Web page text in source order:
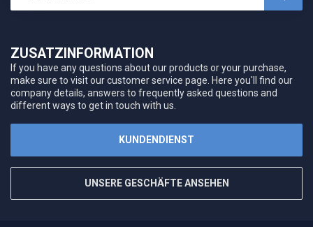
ZUSATZINFORMATION
If you have any questions about our products or your purchase,
make sure to visit our customer service page. Here you'll find our
company details, answers to frequently asked questions and
different ways to get in touch with us.
KUNDENDIENST
UNSERE GESCHÄFTE ANSEHEN